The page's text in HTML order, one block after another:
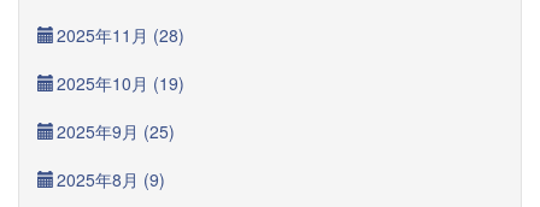
2025年11月 (28)
2025年10月 (19)
2025年9月 (25)
2025年8月 (9)